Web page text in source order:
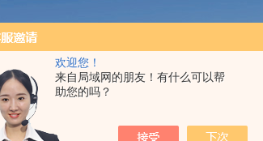
欢迎您！
来自局域网的朋友！有什么可以帮
助您的吗？
OT2 Core激光跟踪仪 美国API OT2 Core激光跟踪仪